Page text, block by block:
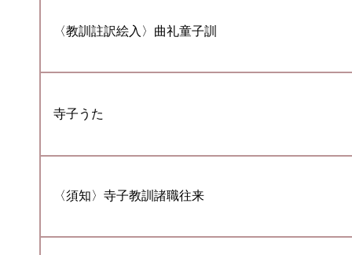
〈教訓註訳絵入〉曲礼童子訓
寺子うた
〈須知〉寺子教訓諸職往来